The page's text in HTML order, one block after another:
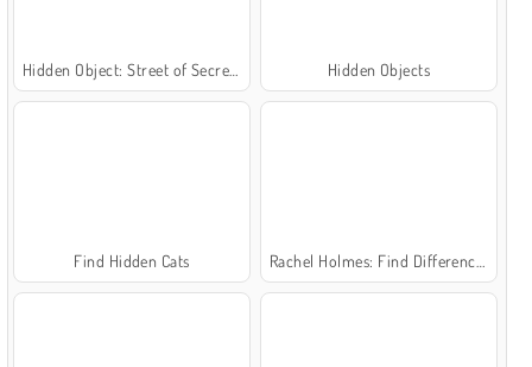
Hidden Objects
Find Hidden Cats